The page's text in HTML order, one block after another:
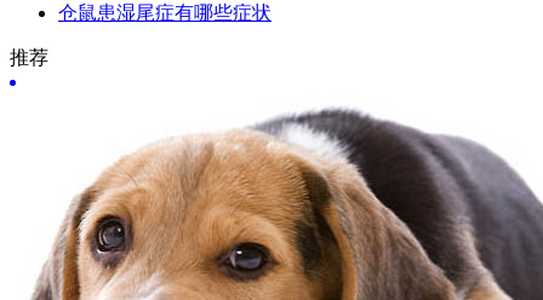
仓鼠患湿尾症有哪些症状
推荐